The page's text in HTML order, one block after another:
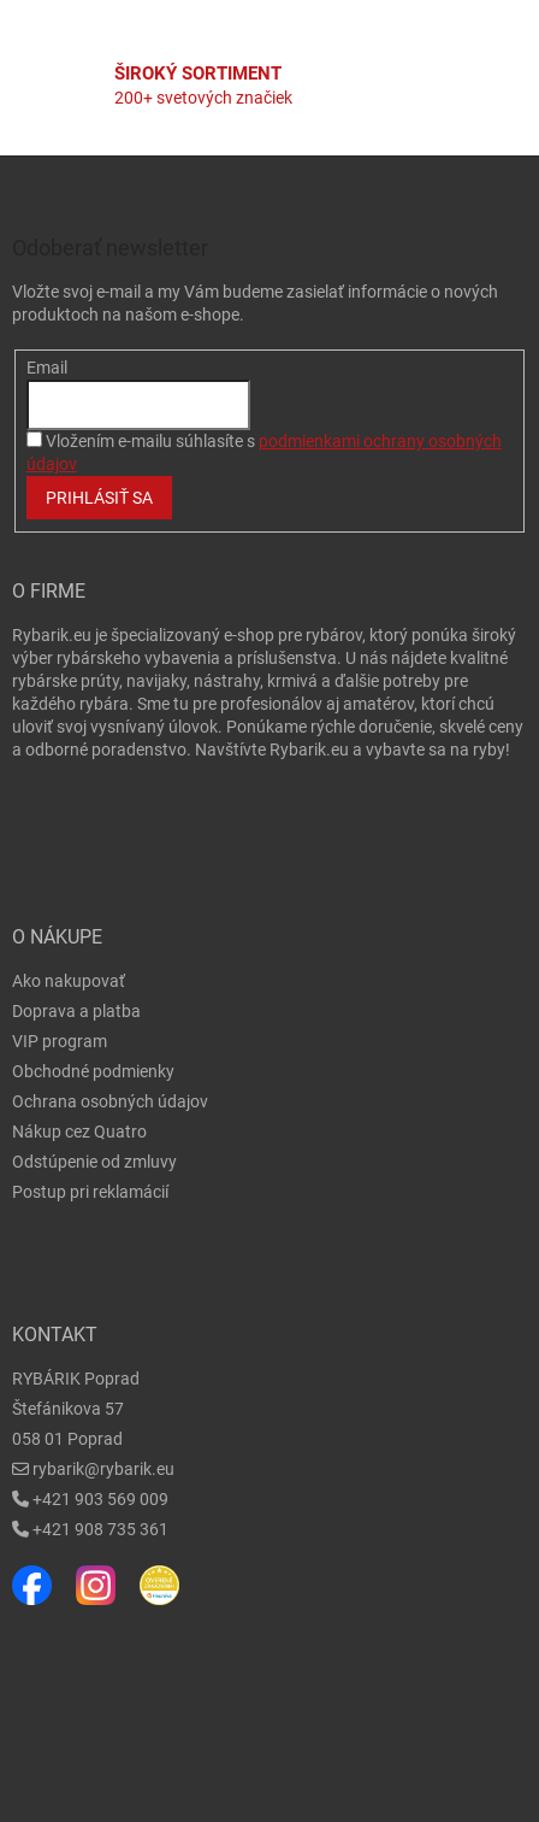
ŠIROKÝ SORTIMENT
200+ svetových značiek
Vložte svoj e-mail a my Vám budeme zasielať informácie o nových
produktoch na našom e-shope.
Email
Vložením e-mailu súhlasíte s podmienkami ochrany osobných
údajov
PRIHLÁSIŤ SA
O FIRME
Rybarik.eu je špecializovaný e-shop pre rybárov, ktorý ponúka široký
výber rybárskeho vybavenia a príslušenstva. U nás nájdete kvalitné
rybárske prúty, navijaky, nástrahy, krmivá a ďalšie potreby pre
každého rybára. Sme tu pre profesionálov aj amatérov, ktorí chcú
uloviť svoj vysnívaný úlovok. Ponúkame rýchle doručenie, skvelé ceny
a odborné poradenstvo. Navštívte Rybarik.eu a vybavte sa na ryby!
O NÁKUPE
Ako nakupovať
Doprava a platba
VIP program
Obchodné podmienky
Ochrana osobných údajov
Nákup cez Quatro
Odstúpenie od zmluvy
Postup pri reklamácií
KONTAKT
RYBÁRIK Poprad
Štefánikova 57
058 01 Poprad
rybarik@rybarik.eu
+421 903 569 009
+421 908 735 361